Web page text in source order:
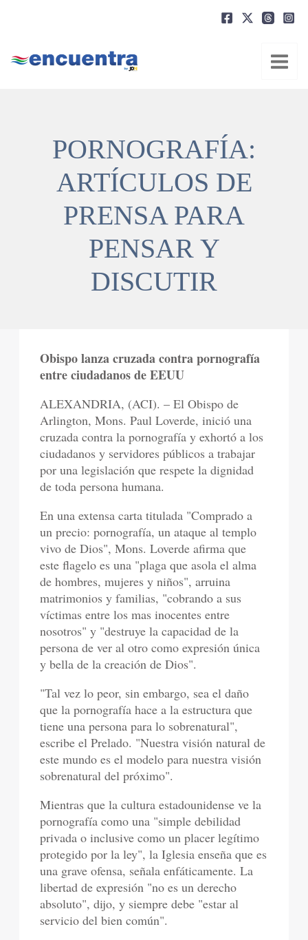
PORNOGRAFÍA:
ARTÍCULOS DE
PRENSA PARA
PENSAR Y
DISCUTIR
Obispo lanza cruzada contra pornografía
entre ciudadanos de EEUU
ALEXANDRIA, (ACI). – El Obispo de
Arlington, Mons. Paul Loverde, inició una
cruzada contra la pornografía y exhortó a los
ciudadanos y servidores públicos a trabajar
por una legislación que respete la dignidad
de toda persona humana.
En una extensa carta titulada "Comprado a
un precio: pornografía, un ataque al templo
vivo de Dios", Mons. Loverde afirma que
este flagelo es una "plaga que asola el alma
de hombres, mujeres y niños", arruina
matrimonios y familias, "cobrando a sus
víctimas entre los mas inocentes entre
nosotros" y "destruye la capacidad de la
persona de ver al otro como expresión única
y bella de la creación de Dios".
"Tal vez lo peor, sin embargo, sea el daño
que la pornografía hace a la estructura que
tiene una persona para lo sobrenatural",
escribe el Prelado. "Nuestra visión natural de
este mundo es el modelo para nuestra visión
sobrenatural del próximo".
Mientras que la cultura estadounidense ve la
pornografía como una "simple debilidad
privada o inclusive como un placer legítimo
protegido por la ley", la Iglesia enseña que es
una grave ofensa, señala enfáticamente. La
libertad de expresión "no es un derecho
absoluto", dijo, y siempre debe "estar al
servicio del bien común".